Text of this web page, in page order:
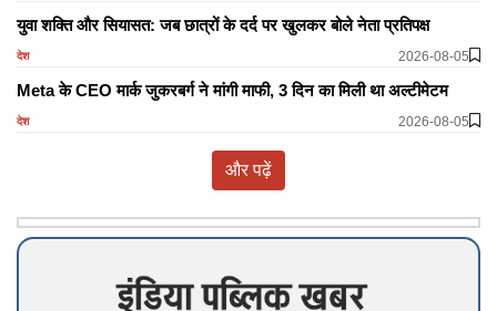
युवा शक्ति और सियासत: जब छात्रों के दर्द पर खुलकर बोले नेता प्रतिपक्ष
देश 2026-08-05
Meta के CEO मार्क जुकरबर्ग ने मांगी माफी, 3 दिन का मिली था अल्टीमेटम
देश 2026-08-05
और पढ़ें